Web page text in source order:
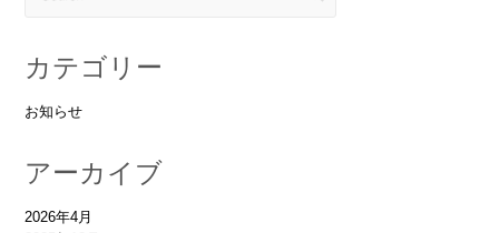
カテゴリー
お知らせ
アーカイブ
2026年4月